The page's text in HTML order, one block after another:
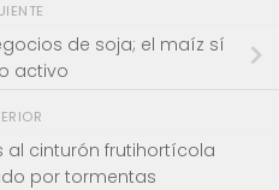
de soja; el maíz sí
activo
al cinturón frutihortícola
por tormentas